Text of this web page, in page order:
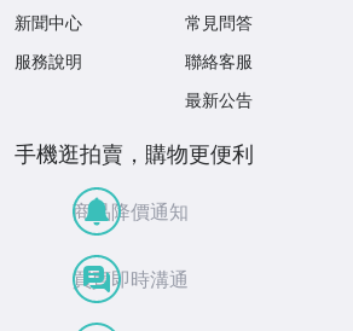
新聞中心
服務說明
常見問答
聯絡客服
最新公告
手機逛拍賣，購物更便利
商品降價通知
買賣即時溝通